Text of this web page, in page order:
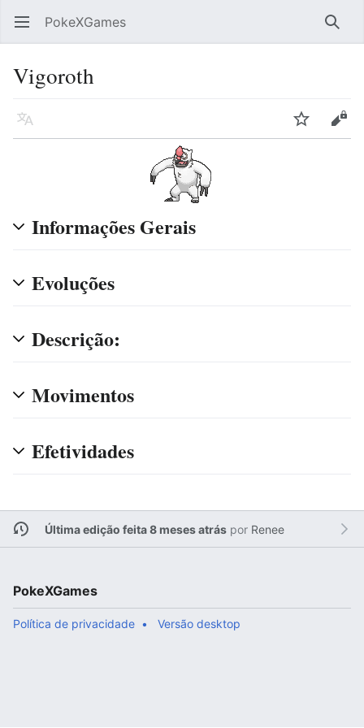
Abrir menu principal PokeXGames
Vigoroth
Idioma Vigiar Editar
Informações Gerais
Evoluções
Descrição:
Movimentos
Efetividades
Última edição feita 8 meses atráspor Renee
PokeXGames
Política de privacidade Versão desktop